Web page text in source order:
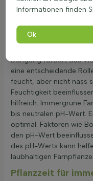
Blätter schädigen,
Standort wichtig. Eine
Windschutz dienen.
Düngung fördert das
eine entscheidende
feucht, aber nicht nass
Feuchtigkeit
hilfreich. Immergrüne
bis neutralen pH-Wert.
optimal. Faktoren wie
den pH-Wert
des pH-Werts kann
laubhaltigen
Pflanzzeit für
Informationen finden
Ok